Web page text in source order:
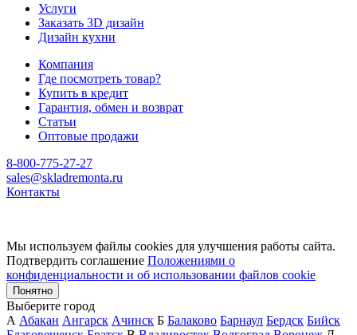
Услуги
Заказать 3D дизайн
Дизайн кухни
Компания
Где посмотреть товар?
Купить в кредит
Гарантия, обмен и возврат
Статьи
Оптовые продажи
8-800-775-27-27
sales@skladremonta.ru
Контакты
Мы используем файлы cookies для улучшения работы сайта.
Подтвердить соглашение Положениями о
конфиденциальности и об использовании файлов cookie
Понятно
Выберите город
А Абакан Ангарск Ачинск Б Балаково Барнаул Бердск Бийск